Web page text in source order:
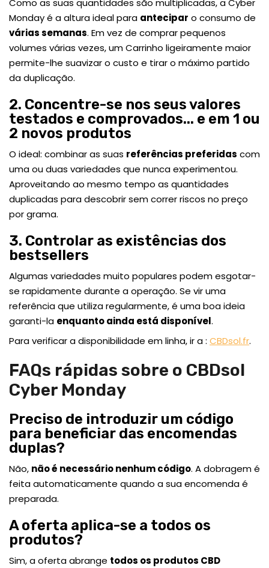
Como as suas quantidades são multiplicadas, a Cyber
Monday é a altura ideal para antecipar o consumo de
várias semanas. Em vez de comprar pequenos
volumes várias vezes, um Carrinho ligeiramente maior
permite-lhe suavizar o custo e tirar o máximo partido
da duplicação.
2. Concentre-se nos seus valores
testados e comprovados... e em 1 ou
2 novos produtos
O ideal: combinar as suas referências preferidas com
uma ou duas variedades que nunca experimentou.
Aproveitando ao mesmo tempo as quantidades
duplicadas para descobrir sem correr riscos no preço
por grama.
3. Controlar as existências dos
bestsellers
Algumas variedades muito populares podem esgotar-
se rapidamente durante a operação. Se vir uma
referência que utiliza regularmente, é uma boa ideia
garanti-la enquanto ainda está disponível.
Para verificar a disponibilidade em linha, ir a : CBDsol.fr.
FAQs rápidas sobre o CBDsol
Cyber Monday
Preciso de introduzir um código
para beneficiar das encomendas
duplas?
Não, não é necessário nenhum código. A dobragem é
feita automaticamente quando a sua encomenda é
preparada.
A oferta aplica-se a todos os
produtos?
Sim, a oferta abrange todos os produtos CBD